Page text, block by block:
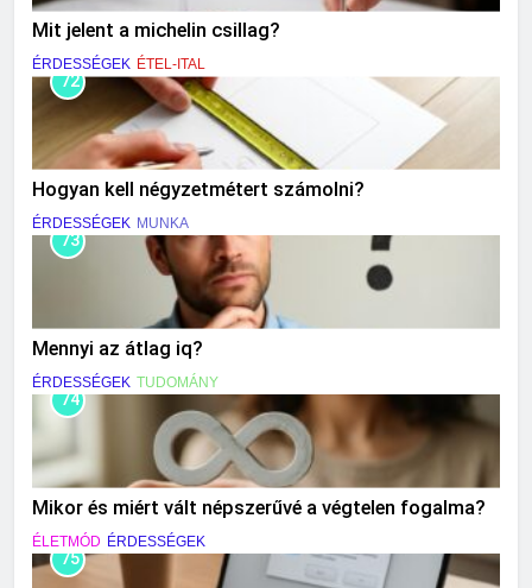
Mit jelent a michelin csillag?
ÉRDESSÉGEK ÉTEL-ITAL
72
Hogyan kell négyzetmétert számolni?
ÉRDESSÉGEK MUNKA
73
Mennyi az átlag iq?
ÉRDESSÉGEK TUDOMÁNY
74
Mikor és miért vált népszerűvé a végtelen fogalma?
ÉLETMÓD ÉRDESSÉGEK
75